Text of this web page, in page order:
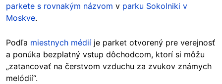
parkete s rovnakým názvom v parku Sokolniki v
Moskve.
Podľa miestnych médií je parket otvorený pre verejnosť
a ponúka bezplatný vstup dôchodcom, ktorí si môžu
„zatancovať na čerstvom vzduchu za zvukov známych
melódií“.